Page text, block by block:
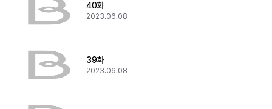
40화
2023.06.08
39화
2023.06.08